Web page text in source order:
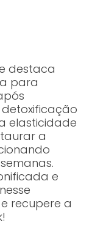
destaca
para
elasticidade
a
e
recupere a